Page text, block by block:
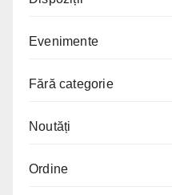
Evenimente
Fără categorie
Noutăți
Ordine